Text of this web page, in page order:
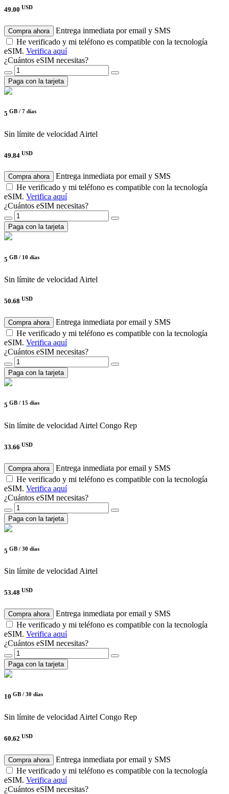
49.00 USD
Compra ahora
Entrega inmediata por email y SMS
He verificado y mi teléfono es compatible con la tecnología
eSIM. Verifica aquí
¿Cuántos eSIM necesitas?
Paga con la tarjeta
5 GB / 7 días
Sin límite de velocidad Airtel
49.84 USD
Compra ahora
Entrega inmediata por email y SMS
He verificado y mi teléfono es compatible con la tecnología
eSIM. Verifica aquí
¿Cuántos eSIM necesitas?
Paga con la tarjeta
5 GB / 10 días
Sin límite de velocidad Airtel
50.68 USD
Compra ahora
Entrega inmediata por email y SMS
He verificado y mi teléfono es compatible con la tecnología
eSIM. Verifica aquí
¿Cuántos eSIM necesitas?
Paga con la tarjeta
5 GB / 15 días
Sin límite de velocidad Airtel Congo Rep
33.66 USD
Compra ahora
Entrega inmediata por email y SMS
He verificado y mi teléfono es compatible con la tecnología
eSIM. Verifica aquí
¿Cuántos eSIM necesitas?
Paga con la tarjeta
5 GB / 30 días
Sin límite de velocidad Airtel
53.48 USD
Compra ahora
Entrega inmediata por email y SMS
He verificado y mi teléfono es compatible con la tecnología
eSIM. Verifica aquí
¿Cuántos eSIM necesitas?
Paga con la tarjeta
10 GB / 30 días
Sin límite de velocidad Airtel Congo Rep
60.62 USD
Compra ahora
Entrega inmediata por email y SMS
He verificado y mi teléfono es compatible con la tecnología
eSIM. Verifica aquí
¿Cuántos eSIM necesitas?